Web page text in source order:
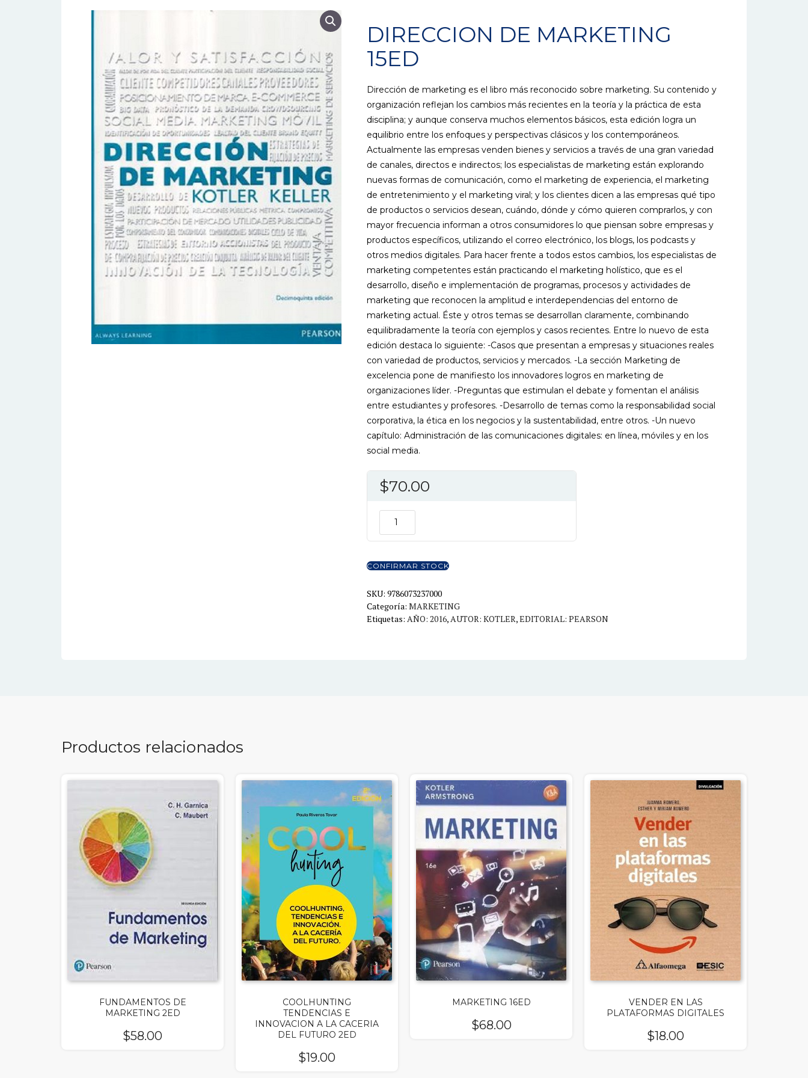
DIRECCION DE MARKETING
15ED
Dirección de marketing es el libro más reconocido sobre marketing. Su contenido y
organización reflejan los cambios más recientes en la teoría y la práctica de esta
disciplina; y aunque conserva muchos elementos básicos, esta edición logra un
equilibrio entre los enfoques y perspectivas clásicos y los contemporáneos.
Actualmente las empresas venden bienes y servicios a través de una gran variedad
de canales, directos e indirectos; los especialistas de marketing están explorando
nuevas formas de comunicación, como el marketing de experiencia, el marketing
de entretenimiento y el marketing viral; y los clientes dicen a las empresas qué tipo
de productos o servicios desean, cuándo, dónde y cómo quieren comprarlos, y con
mayor frecuencia informan a otros consumidores lo que piensan sobre empresas y
productos específicos, utilizando el correo electrónico, los blogs, los podcasts y
otros medios digitales. Para hacer frente a todos estos cambios, los especialistas de
marketing competentes están practicando el marketing holístico, que es el
desarrollo, diseño e implementación de programas, procesos y actividades de
marketing que reconocen la amplitud e interdependencias del entorno de
marketing actual. Éste y otros temas se desarrollan claramente, combinando
equilibradamente la teoría con ejemplos y casos recientes. Entre lo nuevo de esta
edición destaca lo siguiente: -Casos que presentan a empresas y situaciones reales
con variedad de productos, servicios y mercados. -La sección Marketing de
excelencia pone de manifiesto los innovadores logros en marketing de
organizaciones líder. -Preguntas que estimulan el debate y fomentan el análisis
entre estudiantes y profesores. -Desarrollo de temas como la responsabilidad social
corporativa, la ética en los negocios y la sustentabilidad, entre otros. -Un nuevo
capítulo: Administración de las comunicaciones digitales: en línea, móviles y en los
social media.
$70.00
DIRECCION
DE
15ED
CONFIRMAR STOCK
SKU: 9786073237000
Categoría: MARKETING
Etiquetas: AÑO: 2016,AUTOR: KOTLER,EDITORIAL: PEARSON
Productos relacionados
FUNDAMENTOS DE
MARKETING 2ED
$58.00
COOLHUNTING
TENDENCIAS E
INNOVACION A LA CACERIA
DEL FUTURO 2ED
$19.00
MARKETING 16ED
$68.00
VENDER EN LAS
PLATAFORMAS DIGITALES
$18.00